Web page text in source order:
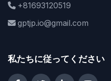
+81693120519
gptjp.io@gmail.com
私たちに従ってください